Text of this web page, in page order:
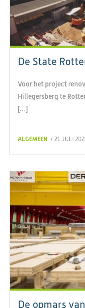
De State
Voor het project
Hillegersberg te
[…]
ALGEMEEN / 21 JULI
De opmars